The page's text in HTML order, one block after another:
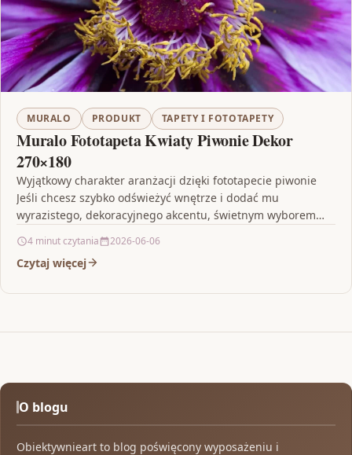
MURALO PRODUKT TAPETY I FOTOTAPETY
Muralo Fototapeta Kwiaty Piwonie Dekor
270×180
Wyjątkowy charakter aranżacji dzięki fototapecie piwonie
Jeśli chcesz szybko odświeżyć wnętrze i dodać mu
wyrazistego, dekoracyjnego akcentu, świetnym wyborem
4 minut czytania 2026-06-06
Czytaj więcej
O blogu
Obiektywnieart to blog poświęcony wyposażeniu i